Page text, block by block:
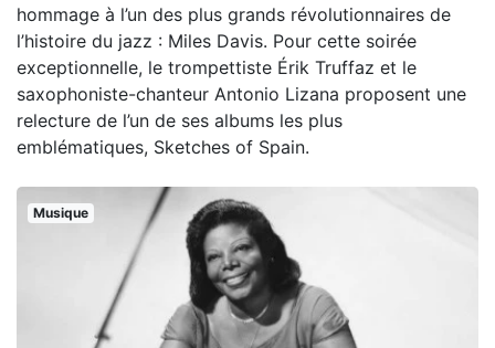
hommage à l’un des plus grands révolutionnaires de
l’histoire du jazz : Miles Davis. Pour cette soirée
exceptionnelle, le trompettiste Érik Truffaz et le
saxophoniste-chanteur Antonio Lizana proposent une
relecture de l’un de ses albums les plus
emblématiques, Sketches of Spain.
Musique